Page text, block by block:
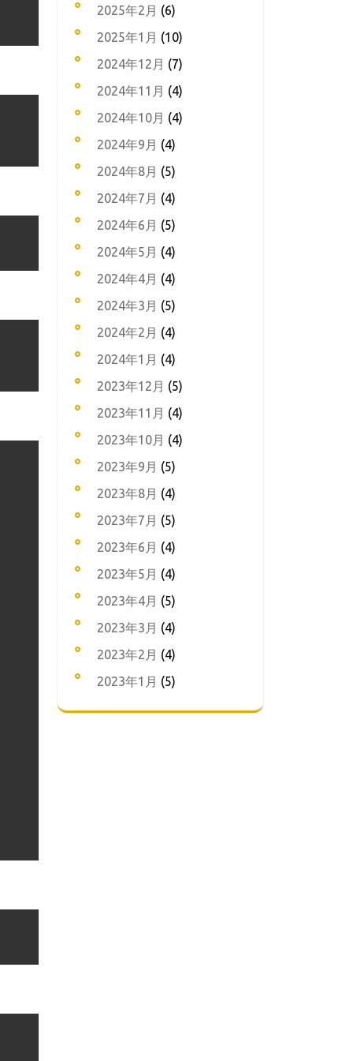
2025年2月 (6)
2025年1月 (10)
2024年12月 (7)
2024年11月 (4)
2024年10月 (4)
2024年9月 (4)
2024年8月 (5)
2024年7月 (4)
2024年6月 (5)
2024年5月 (4)
2024年4月 (4)
2024年3月 (5)
2024年2月 (4)
2024年1月 (4)
2023年12月 (5)
2023年11月 (4)
2023年10月 (4)
2023年9月 (5)
2023年8月 (4)
2023年7月 (5)
2023年6月 (4)
2023年5月 (4)
2023年4月 (5)
2023年3月 (4)
2023年2月 (4)
2023年1月 (5)